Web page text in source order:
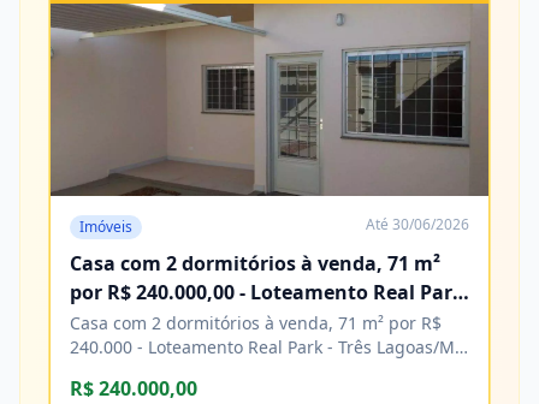
Imóveis Até 30/06/2026
Casa com 2 dormitórios à venda, 71 m²
por R$ 240.000,00 - Loteamento Real Park
- Três Lagoas/MS
Casa com 2 dormitórios à venda, 71 m² por R$
240.000 - Loteamento Real Park - Três Lagoas/MS
R$ 240.000,00